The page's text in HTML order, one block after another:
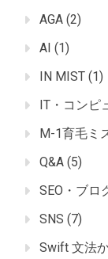
AGA (2)
AI (1)
IN MIST (1)
IT・コンピ
M-1育毛ミ
Q&A (5)
SEO・ブロ
SNS (7)
Swift 文法